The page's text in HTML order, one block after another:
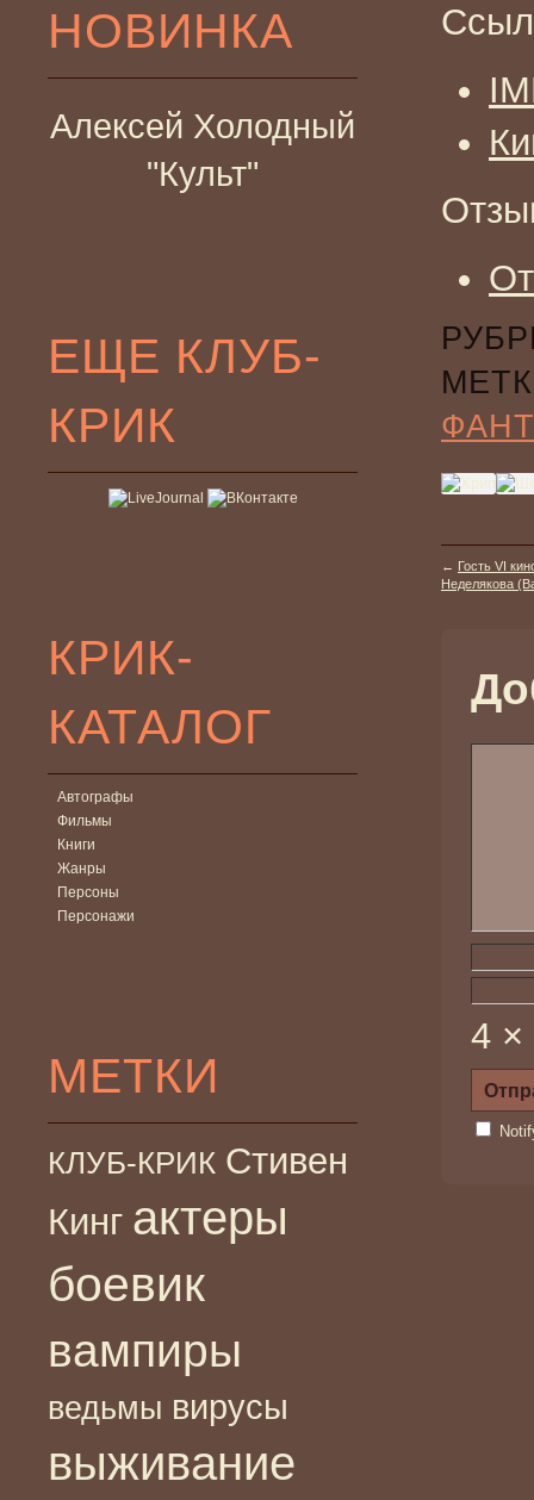
НОВИНКА
Алексей Холодный
"Культ"
ЕЩЕ КЛУБ-
КРИК
КРИК-
КАТАЛОГ
Автографы
Фильмы
Книги
Жанры
Персоны
Персонажи
МЕТКИ
КЛУБ-КРИК Стивен
Кинг актеры
боевик
вампиры
ведьмы вирусы
выживание
← Гость VI
Неделякова
4 ×